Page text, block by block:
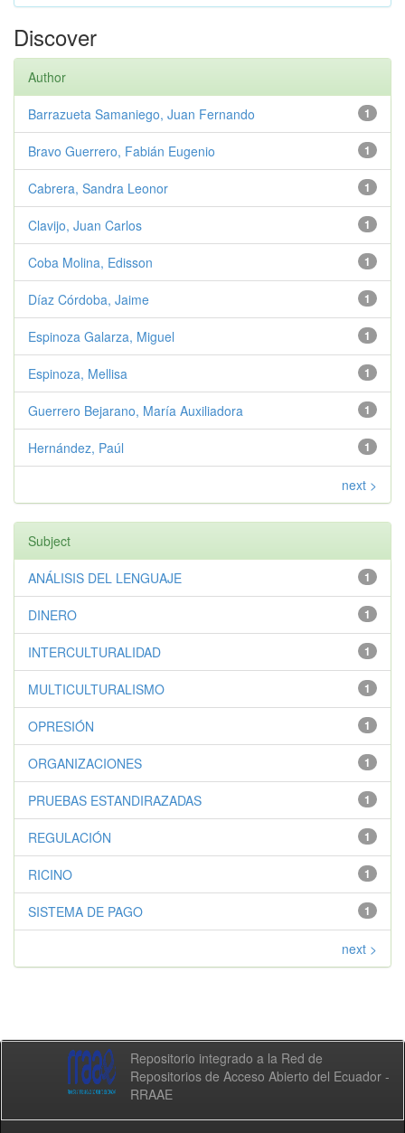
Discover
Author
1
Barrazueta Samaniego, Juan Fernando
1
Bravo Guerrero, Fabián Eugenio
1
Cabrera, Sandra Leonor
1
Clavijo, Juan Carlos
1
Coba Molina, Edisson
1
Díaz Córdoba, Jaime
1
Espinoza Galarza, Miguel
1
Espinoza, Mellisa
1
Guerrero Bejarano, María Auxiliadora
1
Hernández, Paúl
next >
Subject
1
ANÁLISIS DEL LENGUAJE
1
DINERO
1
INTERCULTURALIDAD
1
MULTICULTURALISMO
1
OPRESIÓN
1
ORGANIZACIONES
1
PRUEBAS ESTANDIRAZADAS
1
REGULACIÓN
1
RICINO
1
SISTEMA DE PAGO
next >
Repositorio integrado a la Red de
Repositorios de Acceso Abierto del Ecuador -
RRAAE